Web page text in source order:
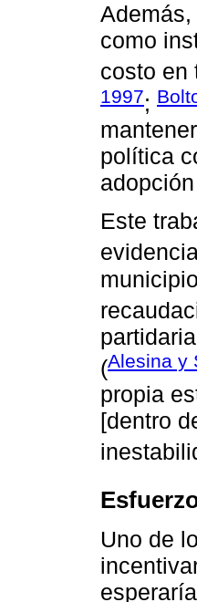
como
costo en
1997;
política
Este
(Alesina y
propia
[dentro
Uno de